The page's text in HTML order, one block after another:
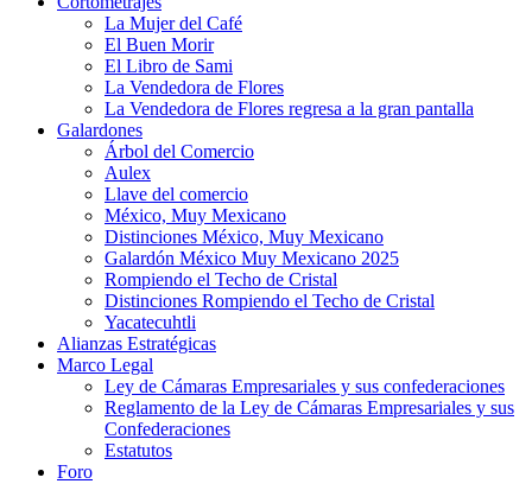
La Mujer del Café
El Buen Morir
El Libro de Sami
La Vendedora de Flores
La Vendedora de Flores regresa a la gran pantalla
Galardones
Árbol del Comercio
Aulex
Llave del comercio
México, Muy Mexicano
Distinciones México, Muy Mexicano
Galardón México Muy Mexicano 2025
Rompiendo el Techo de Cristal
Distinciones Rompiendo el Techo de Cristal
Yacatecuhtli
Alianzas Estratégicas
Marco Legal
Ley de Cámaras Empresariales y sus confederaciones
Reglamento de la Ley de Cámaras Empresariales y sus
Confederaciones
Estatutos
Foro